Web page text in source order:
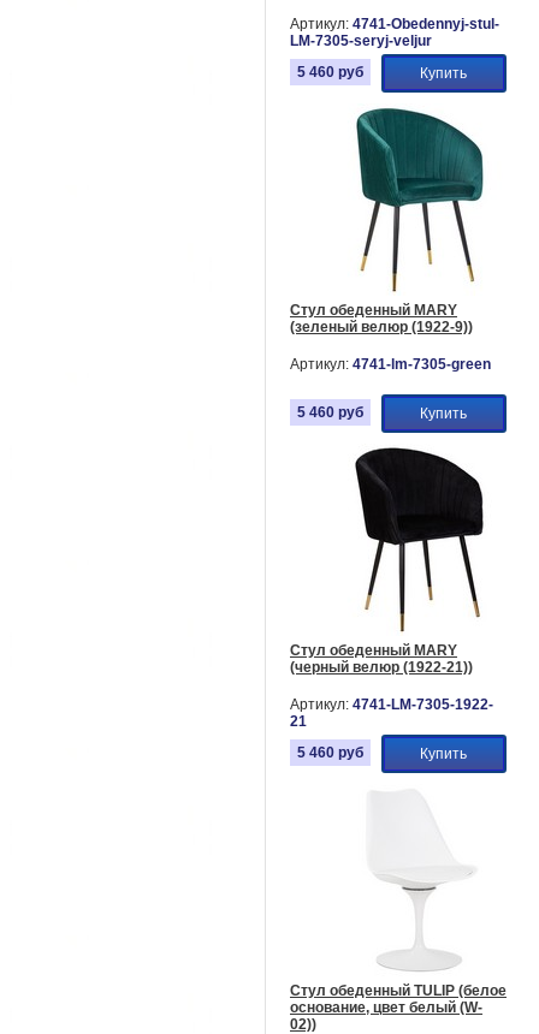
Артикул: 4741-Obedennyj-stul-
LM-7305-seryj-veljur
5 460 руб Купить
Стул обеденный MARY
(зеленый велюр (1922-9))
Артикул: 4741-lm-7305-green
5 460 руб Купить
Стул обеденный MARY
(черный велюр (1922-21))
Артикул: 4741-LM-7305-1922-
21
5 460 руб Купить
Стул обеденный TULIP (белое
основание, цвет белый (W-
02))